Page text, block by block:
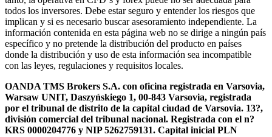
todos los inversores. Debe estar seguro y entender los riesgos que
implican y si es necesario buscar asesoramiento independiente. La
información contenida en esta página web no se dirige a ningún país
específico y no pretende la distribución del producto en países
donde la distribución y uso de esta información sea incompatible
con las leyes, regulaciones y requisitos locales.
OANDA TMS Brokers S.A. con oficina registrada en Varsovia,
Warsaw UNIT, Daszyńskiego 1, 00-843 Varsovia, registrada
por el tribunal de distrito de la capital ciudad de Varsovia. 13?,
división comercial del tribunal nacional. Registrada con el n?
KRS 0000204776 y NIP 5262759131. Capital inicial PLN